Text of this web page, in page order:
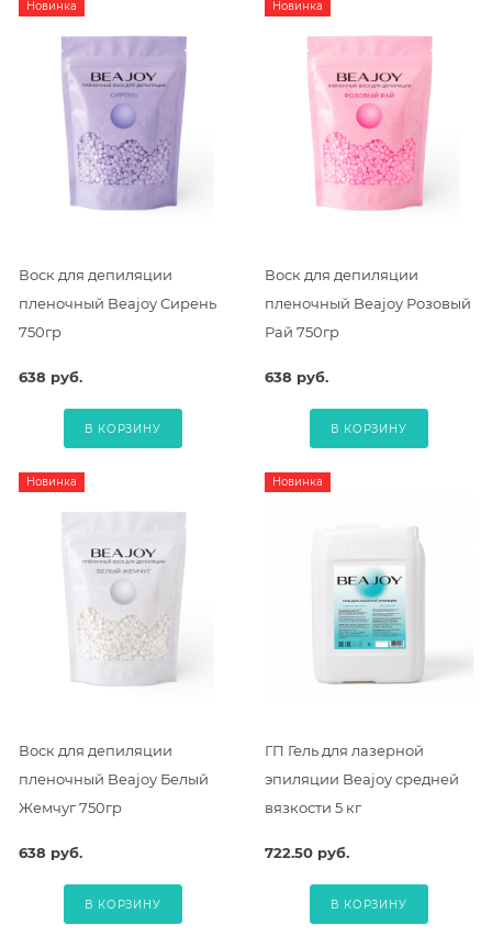
Новинка
Воск для депиляции
пленочный Beajoy Сирень
750гр
638 руб.
В КОРЗИНУ
Новинка
Воск для депиляции
пленочный Beajoy Розовый
Рай 750гр
638 руб.
В КОРЗИНУ
Новинка
Воск для депиляции
пленочный Beajoy Белый
Жемчуг 750гр
638 руб.
В КОРЗИНУ
Новинка
ГП Гель для лазерной
эпиляции Beajoy средней
вязкости 5 кг
722.50 руб.
В КОРЗИНУ